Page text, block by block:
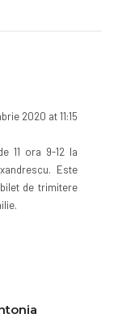
2020 at 11:15
11 ora 9-12 la
Este
de trimitere